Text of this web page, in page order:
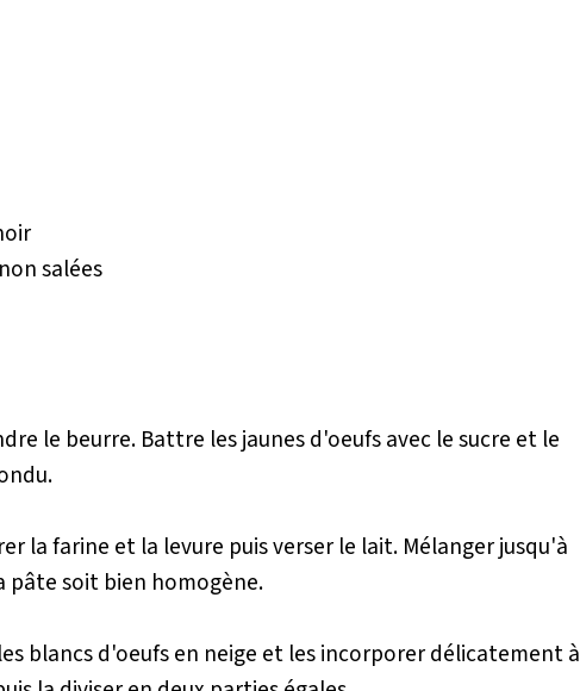
salées
le beurre. Battre les jaunes d'oeufs avec le sucre et le
la farine et la levure puis verser le lait. Mélanger jusqu'à
pâte soit bien homogène.
blancs d'oeufs en neige et les incorporer délicatement à